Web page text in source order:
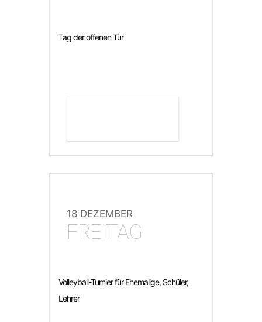
Tag der offenen Tür
18 DEZEMBER
FREITAG
Volleyball-Turnier für Ehemalige, Schüler,
Lehrer